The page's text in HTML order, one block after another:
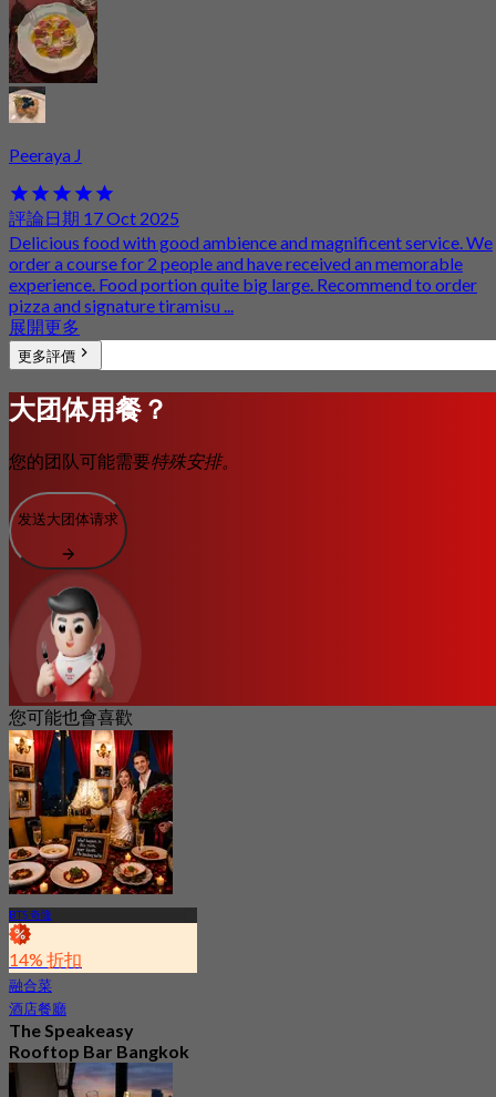
Peeraya J
評論日期 17 Oct 2025
Delicious food with good ambience and magnificent service. We
order a course for 2 people and have received an memorable
experience. Food portion quite big large. Recommend to order
pizza and signature tiramisu ...
展開更多
更多評價
大团体用餐？
您的团队可能需要特殊安排。
发送大团体请求
您可能也會喜歡
BTS 奇隆
14% 折扣
融合菜
酒店餐廳
The Speakeasy
Rooftop Bar Bangkok